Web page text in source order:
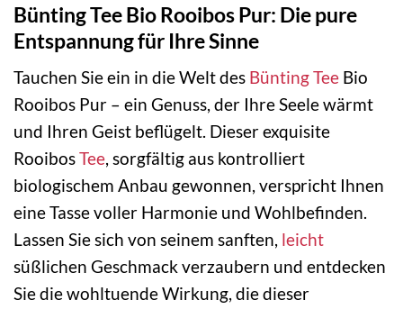
Bünting Tee Bio Rooibos Pur: Die pure
Entspannung für Ihre Sinne
Tauchen Sie ein in die Welt des Bünting Tee Bio
Rooibos Pur – ein Genuss, der Ihre Seele wärmt
und Ihren Geist beflügelt. Dieser exquisite
RooibosTee, sorgfältig aus kontrolliert
biologischem Anbau gewonnen, verspricht Ihnen
eine Tasse voller Harmonie und Wohlbefinden.
Lassen Sie sich von seinem sanften, leicht
süßlichen Geschmack verzaubern und entdecken
Sie die wohltuende Wirkung, die dieser